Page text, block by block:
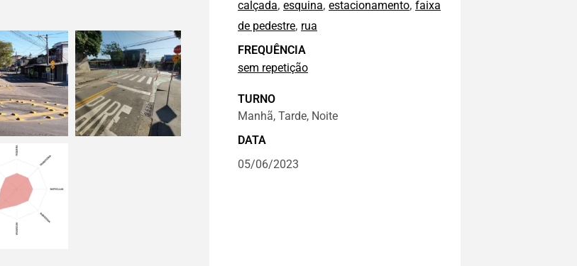
calçada, esquina, estacionamento, faixa
de pedestre, rua
FREQUÊNCIA
sem repetição
TURNO
Manhã, Tarde, Noite
DATA
05/06/2023